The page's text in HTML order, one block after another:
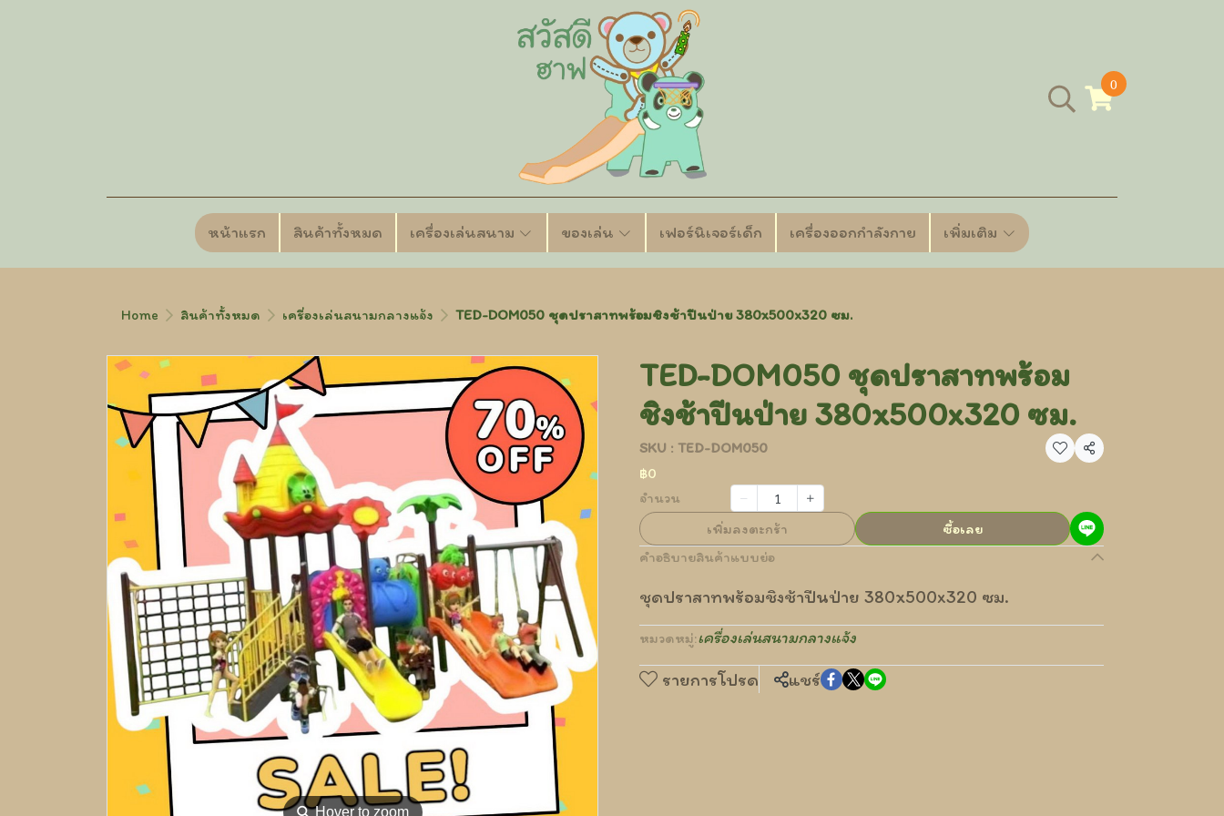
0
หน้าแรก สินค้าทั้งหมด เครื่องเล่นสนาม ของเล่น เฟอร์นิเจอร์เด็ก เครื่องออกกำลังกาย เพิ่มเติม
Home สินค้าทั้งหมด เครื่องเล่นสนามกลางแจ้ง TED-DOM050 ชุดปราสาทพร้อมชิงช้าปีนป่าย 380x500x320 ซม.
Hover to zoom
TED-DOM050 ชุดปราสาทพร้อม
ชิงช้าปีนป่าย 380x500x320 ซม.
SKU : TED-DOM050
แชร์
฿0
จำนวน
เพิ่มลงตะกร้า
ซื้อเลย
คำอธิบายสินค้าแบบย่อ
ชุดปราสาทพร้อมชิงช้าปีนป่าย 380x500x320 ซม.
หมวดหมู่:เครื่องเล่นสนามกลางแจ้ง
รายการโปรด แชร์